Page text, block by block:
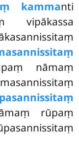
kammanti
vipākassa
nāmaṃ
rūpaṃ